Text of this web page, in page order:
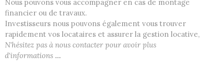
Nous pouvons vous accompagner en cas de montage
financier ou de travaux.
Investisseurs nous pouvons également vous trouver
rapidement vos locataires et assurer la gestion locative,
N'hésitez pas à nous contacter pour avoir plus
d'informations ...